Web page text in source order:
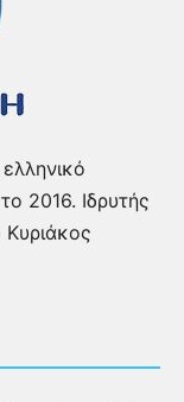
2016. Ιδρυτής